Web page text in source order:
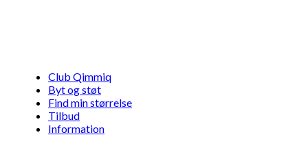
Club Qimmiq
Byt og støt
Find min størrelse
Tilbud
Information